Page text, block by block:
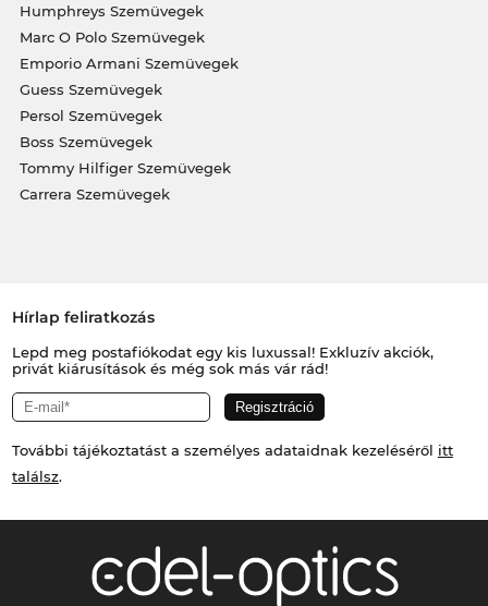
Humphreys Szemüvegek
Marc O Polo Szemüvegek
Emporio Armani Szemüvegek
Guess Szemüvegek
Persol Szemüvegek
Boss Szemüvegek
Tommy Hilfiger Szemüvegek
Carrera Szemüvegek
Hírlap feliratkozás
Lepd meg postafiókodat egy kis luxussal! Exkluzív akciók,
privát kiárusítások és még sok más vár rád!
További tájékoztatást a személyes adataidnak kezeléséről itt
találsz.